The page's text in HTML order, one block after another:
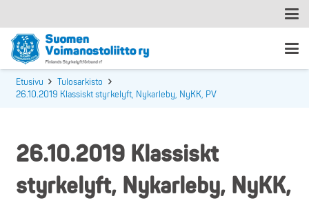
Etusivu
Tulosarkisto
26.10.2019 Klassiskt styrkelyft, Nykarleby, NyKK, PV
26.10.2019 Klassiskt
styrkelyft, Nykarleby, NyKK,